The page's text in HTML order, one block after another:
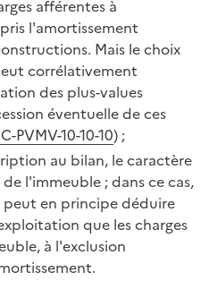
afférentes à
l'amortissement
Mais le choix
corrélativement
des plus-values
éventuelle de ces
PVMV-10-10-10) ;
au bilan, le caractère
l'immeuble ; dans ce cas,
en principe déduire
que les charges
à l'exclusion